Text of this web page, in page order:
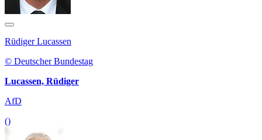
Rüdiger Lucassen
© Deutscher Bundestag
Lucassen, Rüdiger
AfD
()